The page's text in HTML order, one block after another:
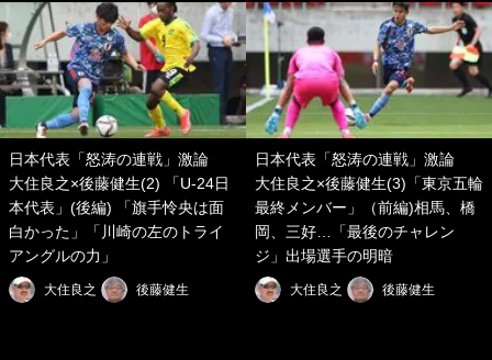
日本代表「怒涛の連戦」激論
大住良之×後藤健生(2) 「U-24日
本代表」(後編) 「旗手怜央は面
白かった」「川崎の左のトライ
アングルの力」
大住良之 後藤健生
日本代表「怒涛の連戦」激論
大住良之×後藤健生(3)「東京五輪
最終メンバー」（前編)相馬、橋
岡、三好…「最後のチャレン
ジ」出場選手の明暗
大住良之 後藤健生